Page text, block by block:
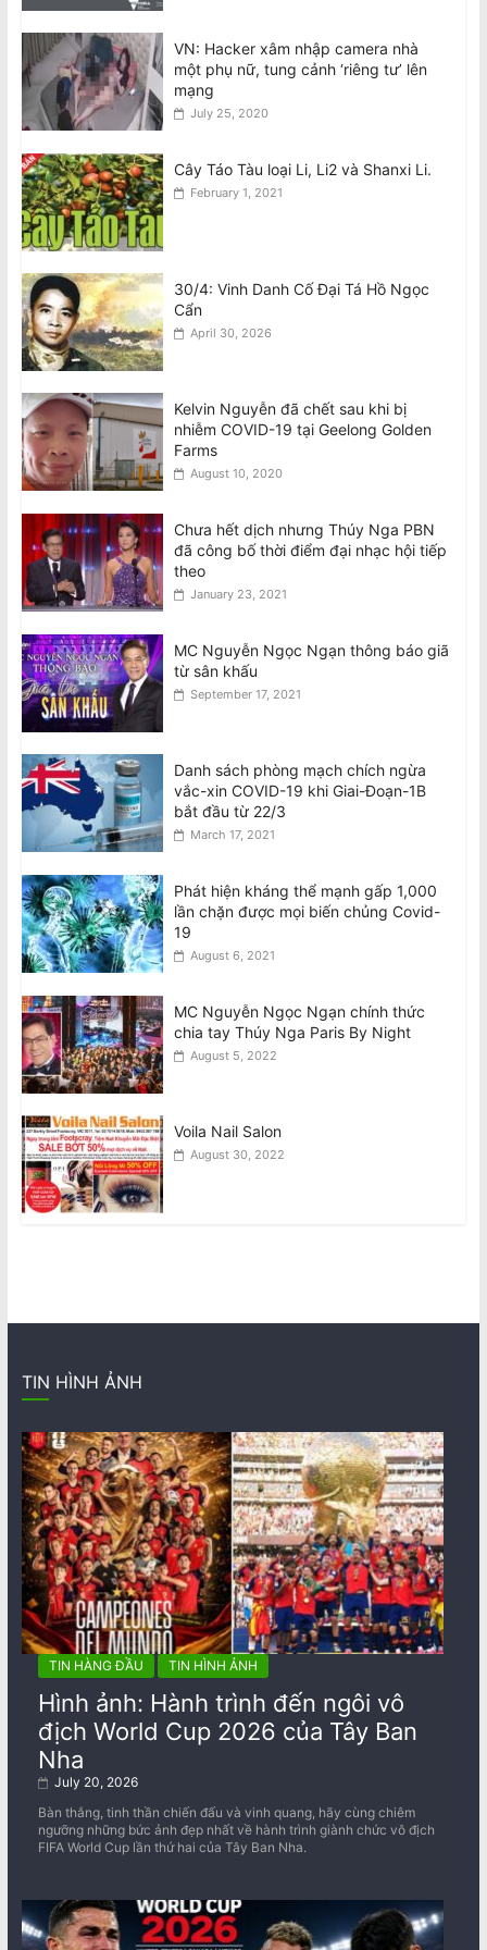
Man charged following death of
Vietnamese woman in Fitzroy North
VN: Hacker xâm nhập camera nhà
một phụ nữ, tung cảnh ‘riêng tư’ lên
mạng
July 25, 2020
Cây Táo Tàu loại Li, Li2 và Shanxi Li.
February 1, 2021
30/4: Vinh Danh Cố Đại Tá Hồ Ngọc
Cẩn
April 30, 2026
Kelvin Nguyễn đã chết sau khi bị
nhiễm COVID-19 tại Geelong Golden
Farms
August 10, 2020
Chưa hết dịch nhưng Thúy Nga PBN
đã công bố thời điểm đại nhạc hội tiếp
theo
January 23, 2021
MC Nguyễn Ngọc Ngạn thông báo giã
từ sân khấu
September 17, 2021
Danh sách phòng mạch chích ngừa
vắc-xin COVID-19 khi Giai-Đoạn-1B
bắt đầu từ 22/3
March 17, 2021
Phát hiện kháng thể mạnh gấp 1,000
lần chặn được mọi biến chủng Covid-
19
August 6, 2021
MC Nguyễn Ngọc Ngạn chính thức
chia tay Thúy Nga Paris By Night
August 5, 2022
Voila Nail Salon
August 30, 2022
TIN HÌNH ẢNH
TIN HÀNG ĐẦU TIN HÌNH ẢNH
Hình ảnh: Hành trình đến ngôi vô
địch World Cup 2026 của Tây Ban
Nha
July 20, 2026
Bàn thắng, tinh thần chiến đấu và vinh quang, hãy cùng chiêm
ngưỡng những bức ảnh đẹp nhất về ​​hành trình giành chức vô địch
FIFA World Cup lần thứ hai của Tây Ban Nha.